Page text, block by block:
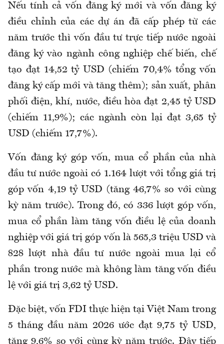
Nếu tính cả vốn đăng ký mới và vốn đăng ký
điều chỉnh của các dự án đã cấp phép từ các
năm trước thì vốn đầu tư trực tiếp nước ngoài
đăng ký vào ngành công nghiệp chế biến, chế
tạo đạt 14,52 tỷ USD (chiếm 70,4% tổng vốn
đăng ký cấp mới và tăng thêm); sản xuất, phân
phối điện, khí, nước, điều hòa đạt 2,45 tỷ USD
(chiếm 11,9%); các ngành còn lại đạt 3,65 tỷ
USD (chiếm 17,7%).
Vốn đăng ký góp vốn, mua cổ phần của nhà
đầu tư nước ngoài có 1.164 lượt với tổng giá trị
góp vốn 4,19 tỷ USD (tăng 46,7% so với cùng
kỳ năm trước). Trong đó, có 336 lượt góp vốn,
mua cổ phần làm tăng vốn điều lệ của doanh
nghiệp với giá trị góp vốn là 565,3 triệu USD và
828 lượt nhà đầu tư nước ngoài mua lại cổ
phần trong nước mà không làm tăng vốn điều
lệ với giá trị 3,62 tỷ USD.
Đặc biệt, vốn FDI thực hiện tại Việt Nam trong
5 tháng đầu năm 2026 ước đạt 9,75 tỷ USD,
tăng 9,6% so với cùng kỳ năm trước. Đây tiếp